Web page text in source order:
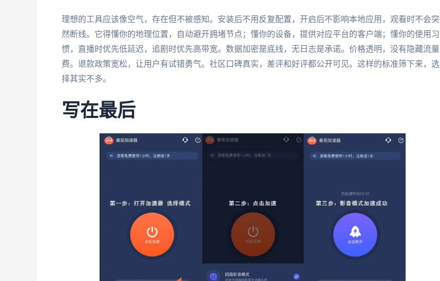
理想的工具应该像空气，存在但不被感知。安装后不用反复配置，开启后不影响本地应用，观看时不会突
然断线。它得懂你的地理位置，自动避开拥堵节点；懂你的设备，提供对应平台的客户端；懂你的使用习
惯，直播时优先低延迟，追剧时优先高带宽。数据加密是底线，无日志是承诺。价格透明，没有隐藏流量
费。退款政策宽松，让用户有试错勇气。社区口碑真实，差评和好评都公开可见。这样的标准筛下来，选
择其实不多。
写在最后